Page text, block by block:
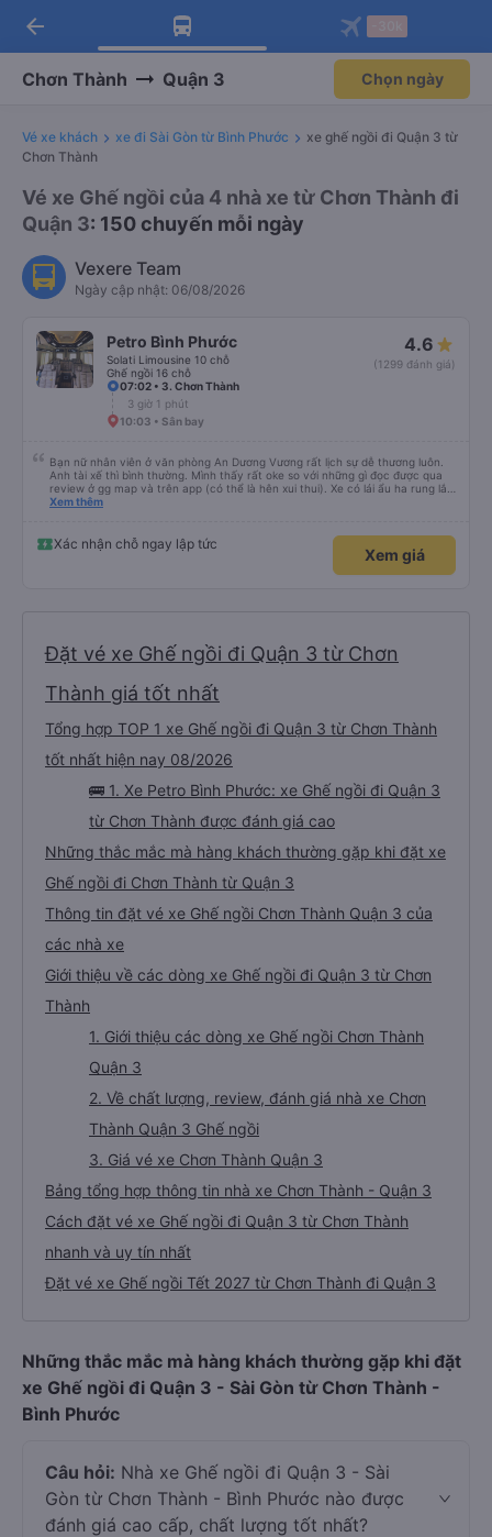
Tải app Vexere ngay!
Nhận ưu đãi thành viên độc
Mở app
Tải app Vexere
-30k/ghế khi đặt vé máy bay qua
Mở app
arrow_back
Chơn Thành Quận 3 Chọn ngày
Vé xe khách xe đi Sài Gòn từ Bình Phước
xe ghế ngồi đi Quận 3 từ
Chơn Thành
Vé xe Ghế ngồi của 4 nhà xe từ Chơn Thành đi
Quận 3: 150 chuyến mỗi ngày
Vexere Team
Ngày cập nhật: 06/08/2026
Petro Bình Phước
Solati Limousine 10 chỗ
Ghế ngồi 16 chỗ
4.6
(1299 đánh giá)
07:02 • 3. Chơn Thành
3 giờ 1 phút
10:03 • Sân bay
Bạn nữ nhân viên ở văn phòng An Dương Vương rất lịch sự dễ thương luôn.
Anh tài xế thì bình thường. Mình thấy rất oke so với những gì đọc được qua
review ở gg map và trên app (có thể là hên xui thui). Xe có lái ẩu ha rung lắc
hay không thì cũng ko rõ tại mình say xe nên ngủ ko à
Xem thêm
Xác nhận chỗ ngay lập tức
Xem giá
Đặt vé xe Ghế ngồi đi Quận 3 từ Chơn
Thành giá tốt nhất
Tổng hợp TOP 1 xe Ghế ngồi đi Quận 3 từ Chơn Thành
tốt nhất hiện nay 08/2026
🚌 1. Xe Petro Bình Phước: xe Ghế ngồi đi Quận 3
từ Chơn Thành được đánh giá cao
Những thắc mắc mà hàng khách thường gặp khi đặt xe
Ghế ngồi đi Chơn Thành từ Quận 3
Thông tin đặt vé xe Ghế ngồi Chơn Thành Quận 3 của
các nhà xe
Giới thiệu về các dòng xe Ghế ngồi đi Quận 3 từ Chơn
Thành
1. Giới thiệu các dòng xe Ghế ngồi Chơn Thành
Quận 3
2. Về chất lượng, review, đánh giá nhà xe Chơn
Thành Quận 3 Ghế ngồi
3. Giá vé xe Chơn Thành Quận 3
Bảng tổng hợp thông tin nhà xe Chơn Thành - Quận 3
Cách đặt vé xe Ghế ngồi đi Quận 3 từ Chơn Thành
nhanh và uy tín nhất
Đặt vé xe Ghế ngồi Tết 2027 từ Chơn Thành đi Quận 3
Những thắc mắc mà hàng khách thường gặp khi đặt
xe Ghế ngồi đi Quận 3 - Sài Gòn từ Chơn Thành -
Bình Phước
Câu hỏi: Nhà xe Ghế ngồi đi Quận 3 - Sài
Gòn từ Chơn Thành - Bình Phước nào được
đánh giá cao cấp, chất lượng tốt nhất?